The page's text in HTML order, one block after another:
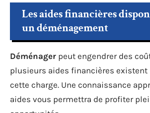
Les aides financières
un déménagement
Déménager peut engendrer des
plusieurs aides financières existent
cette charge. Une connaissance
aides vous permettra de profiter